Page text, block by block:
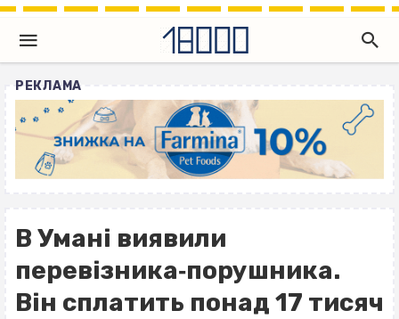
РЕКЛАМА
В Умані виявили
перевізника‐порушника.
Він сплатить понад 17 тисяч